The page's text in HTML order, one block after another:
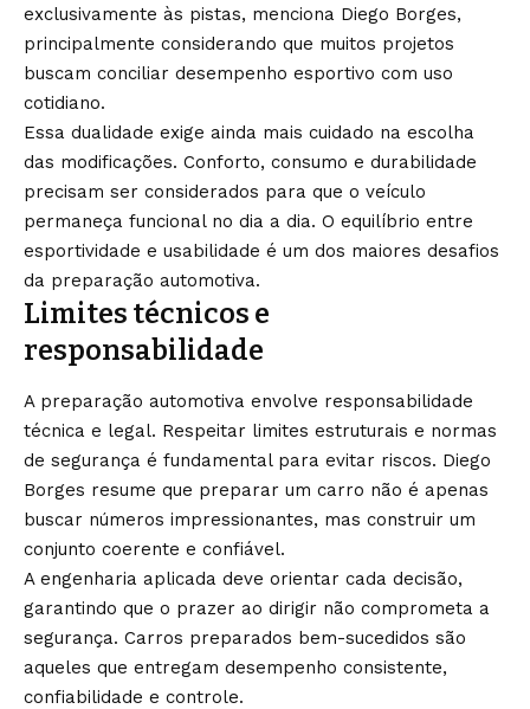
exclusivamente às pistas, menciona Diego Borges,
principalmente considerando que muitos projetos
buscam conciliar desempenho esportivo com uso
cotidiano.
Essa dualidade exige ainda mais cuidado na escolha
das modificações. Conforto, consumo e durabilidade
precisam ser considerados para que o veículo
permaneça funcional no dia a dia. O equilíbrio entre
esportividade e usabilidade é um dos maiores desafios
da preparação automotiva.
Limites técnicos e
responsabilidade
A preparação automotiva envolve responsabilidade
técnica e legal. Respeitar limites estruturais e normas
de segurança é fundamental para evitar riscos. Diego
Borges resume que preparar um carro não é apenas
buscar números impressionantes, mas construir um
conjunto coerente e confiável.
A engenharia aplicada deve orientar cada decisão,
garantindo que o prazer ao dirigir não comprometa a
segurança. Carros preparados bem-sucedidos são
aqueles que entregam desempenho consistente,
confiabilidade e controle.